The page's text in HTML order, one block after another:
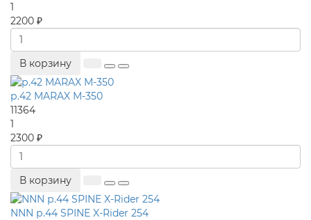
1
2200 ₽
В корзину
р.42 MARAX M-350
11364
1
2300 ₽
В корзину
NNN р.44 SPINE X-Rider 254